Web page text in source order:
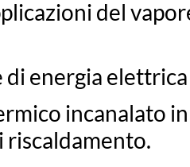
del
di energia
incanalato